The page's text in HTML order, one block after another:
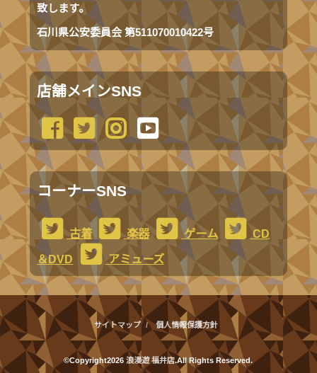
致します。
石川県公安委員会 第511070010422号
店舗メインSNS
コーナーSNS
古着 楽器 ゲーム
CD
＆DVD
アミューズ
サイトマップ 個人情報保護方針
©Copyright2026浪漫遊 福井店.All Rights Reserved.